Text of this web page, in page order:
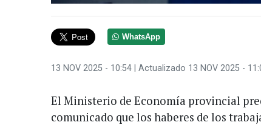
WhatsApp
13 NOV 2025 - 10:54 | Actualizado 13 NOV 2025 -
El Ministerio de Economía provincial
comunicado que los haberes de los